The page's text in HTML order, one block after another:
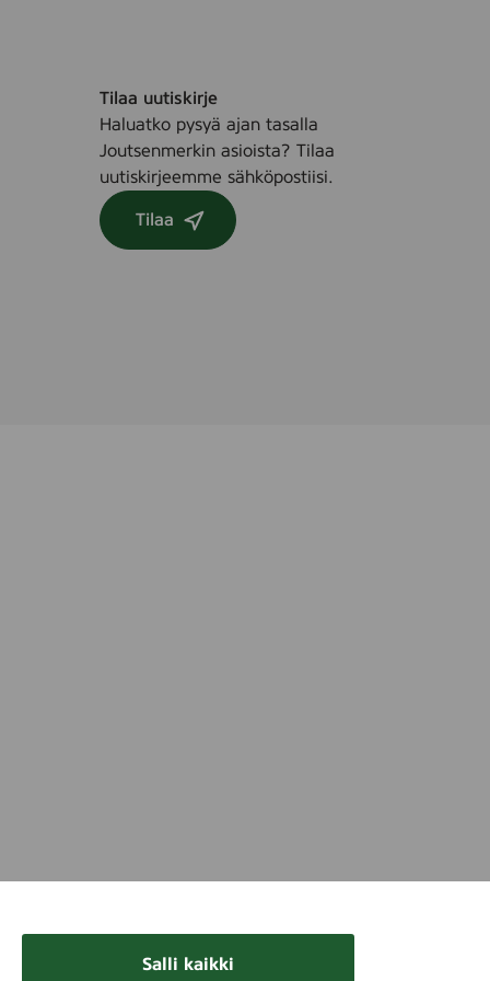
Salli kaikki
Tilaa uutiskirje
Haluatko pysyä ajan tasalla
Joutsenmerkin asioista? Tilaa
uutiskirjeemme sähköpostiisi.
Tilaa